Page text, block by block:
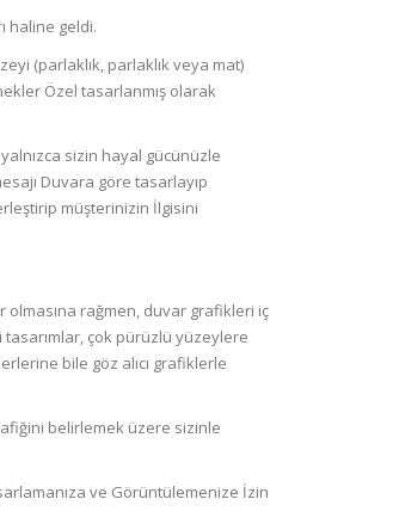
haline geldi.
(parlaklık, parlaklık veya mat)
Özel tasarlanmış olarak
sizin hayal gücünüzle
Duvara göre tasarlayıp
müşterinizin İlgisini
rağmen, duvar grafikleri iç
çok pürüzlü yüzeylere
bile göz alıcı grafiklerle
belirlemek üzere sizinle
ve Görüntülemenize İzin